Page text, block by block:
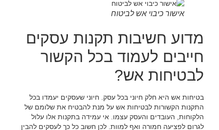
אישור כיבוי אש לביטוח
מדוע חשיבות תקנות עסקים
חייבים לעמוד בכל הקשור
לבטיחות אש?
בטיחות אש היא חלק חיוני בכל עסק. חיוני שעסקים יעמדו בכל
התקנות הקשורות לבטיחות אש על מנת להבטיח את שלומם של
הלקוחות, העובדים והעסק עצמו. אי עמידה בתקנות אלו עלול
לגרום לפציעה חמורה ואף למוות. לכן חשוב כל כך לעסקים להבין